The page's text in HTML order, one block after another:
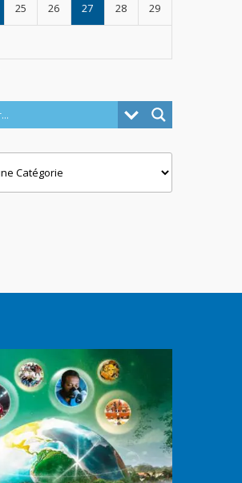
25 26 27 28 29